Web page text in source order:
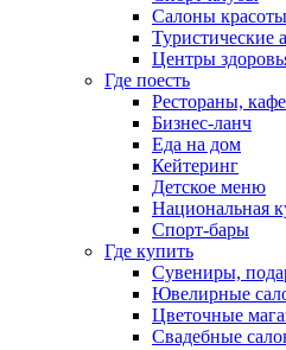
Салоны красоты
Туристические
Центры
Где поесть
Рестораны, кафе
Бизнес-ланч
Еда на дом
Кейтеринг
Детское меню
Национальная
Спорт-бары
Где купить
Сувениры,
Ювелирные
Цветочные
Свадебные